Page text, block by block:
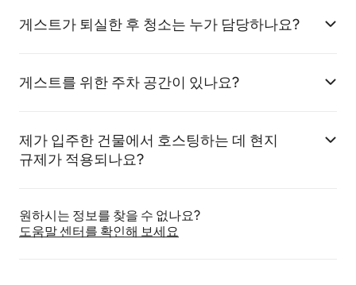
게스트가 퇴실한 후 청소는 누가 담당하나요?
게스트를 위한 주차 공간이 있나요?
제가 입주한 건물에서 호스팅하는 데 현지
규제가 적용되나요?
원하시는 정보를 찾을 수 없나요?
도움말 센터를 확인해 보세요